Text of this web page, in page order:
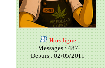
Hors ligne
Messages : 487
Depuis : 02/05/2011